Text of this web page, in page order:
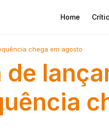
Home
chega em agosto